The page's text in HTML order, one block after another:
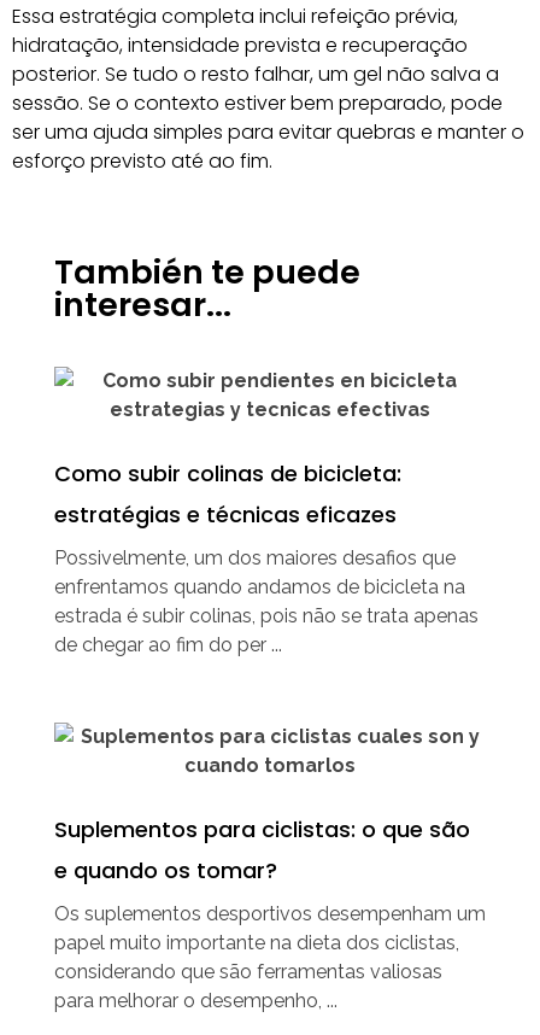
Essa estratégia completa inclui refeição prévia,
hidratação, intensidade prevista e recuperação
posterior. Se tudo o resto falhar, um gel não salva a
sessão. Se o contexto estiver bem preparado, pode
ser uma ajuda simples para evitar quebras e manter o
esforço previsto até ao fim.
También te puede
interesar...
Como subir colinas de bicicleta:
estratégias e técnicas eficazes
Possivelmente, um dos maiores desafios que
enfrentamos quando andamos de bicicleta na
estrada é subir colinas, pois não se trata apenas
de chegar ao fim do per ...
Suplementos para ciclistas: o que são
e quando os tomar?
Os suplementos desportivos desempenham um
papel muito importante na dieta dos ciclistas,
considerando que são ferramentas valiosas
para melhorar o desempenho, ...